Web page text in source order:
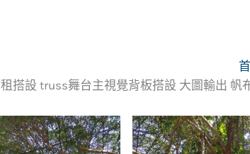
搭設 truss舞台主視覺背板搭設 大圖輸出 帆